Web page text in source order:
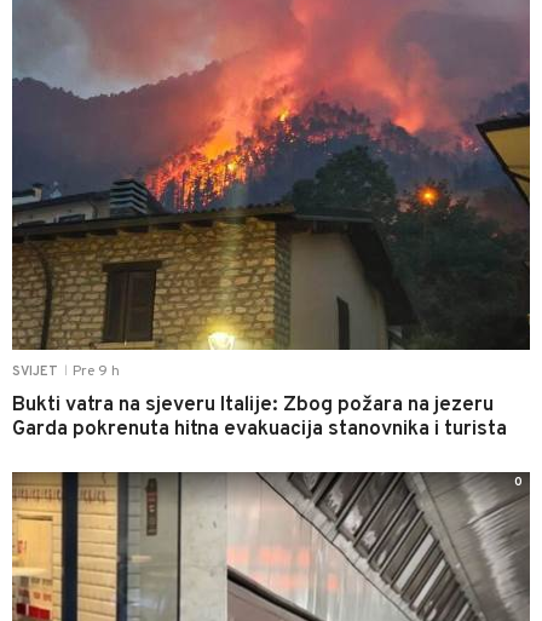
SVIJET Pre 9 h
Bukti vatra na sjeveru Italije: Zbog požara na jezeru
Garda pokrenuta hitna evakuacija stanovnika i turista
0